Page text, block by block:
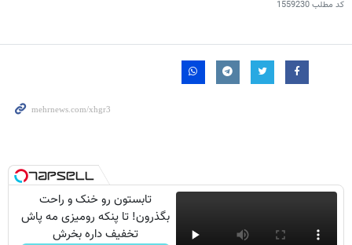
کد مطلب1559230
تابستون رو خنک و راحت
بگذرون! تا پنکه رومیزی مه پاش
تخفیف داره بخرش